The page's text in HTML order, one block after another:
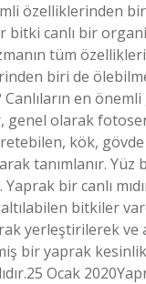
özelliklerinden
bitki canlı bir
tüm
biri de
Canlıların en
genel olarak
kök,
tanımlanır. Yüz
bir canlı
bitkiler
yerleştirilerek ve
bir yaprak
Ocak